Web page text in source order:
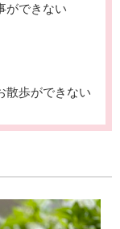
ができない
散歩ができない